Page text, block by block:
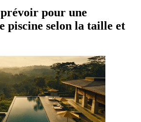
pour une
piscine selon la taille et